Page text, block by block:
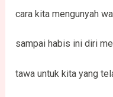
cara kita mengunyah
sampai habis ini diri
tawa untuk kita yang